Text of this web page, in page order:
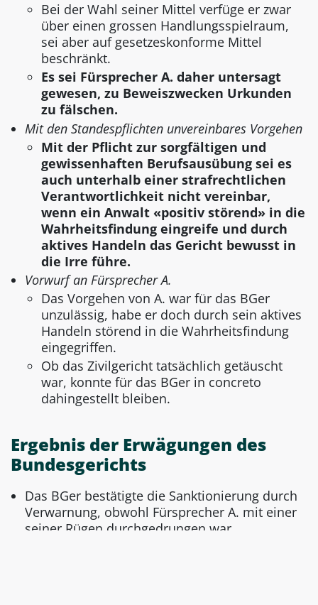
Bei der Wahl seiner Mittel verfüge er zwar
über einen grossen Handlungsspielraum,
sei aber auf gesetzeskonforme Mittel
beschränkt.
Es sei Fürsprecher A. daher untersagt
gewesen, zu Beweiszwecken Urkunden
zu fälschen.
Mit den Standespflichten unvereinbares Vorgehen
Mit der Pflicht zur sorgfältigen und
gewissenhaften Berufsausübung sei es
auch unterhalb einer strafrechtlichen
Verantwortlichkeit nicht vereinbar,
wenn ein Anwalt «positiv störend» in die
Wahrheitsfindung eingreife und durch
aktives Handeln das Gericht bewusst in
die Irre führe.
Vorwurf an Fürsprecher A.
Das Vorgehen von A. war für das BGer
unzulässig, habe er doch durch sein aktives
Handeln störend in die Wahrheitsfindung
eingegriffen.
Ob das Zivilgericht tatsächlich getäuscht
war, konnte für das BGer in concreto
dahingestellt bleiben.
Ergebnis der Erwägungen des
Bundesgerichts
Das BGer bestätigte die Sanktionierung durch
Verwarnung, obwohl Fürsprecher A. mit einer
seiner Rügen durchgedrungen war.